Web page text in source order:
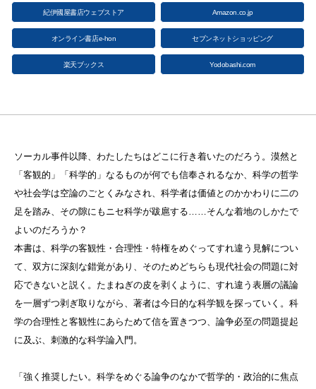
紀伊國屋書店ウェブストア Amazon.co.jp
オンライン書店e-hon セブンネットショッピング
楽天ブックス Yodobashi.com
ソーカル事件以降、わたしたちはどこに行き着いたのだろう。漠然と
「客観的」「科学的」なるものが何でも信奉されるなか、科学の哲学
や社会学は空論のごとくみなされ、科学者は価値とのかかわりに二の
足を踏み、その隙にもニセ科学が跋扈する……そんな着地のしかたで
よいのだろうか？
本書は、科学の客観性・合理性・特権をめぐってすれ違う見解につい
て、双方に深刻な錯覚があり、そのためどちらも現代社会の問題に対
応できないと説く。たまねぎの皮を剥くように、すれ違う表層の議論
を一層ずつ剥ぎ取りながら、著者は今日的な科学観を探っていく。科
学の合理性と客観性にあらためて信を置きつつ、論争必至の問題提起
に及ぶ、刺激的な科学論入門。
「強く推奨したい。科学をめぐる論争のなかで哲学的・政治的に焦点